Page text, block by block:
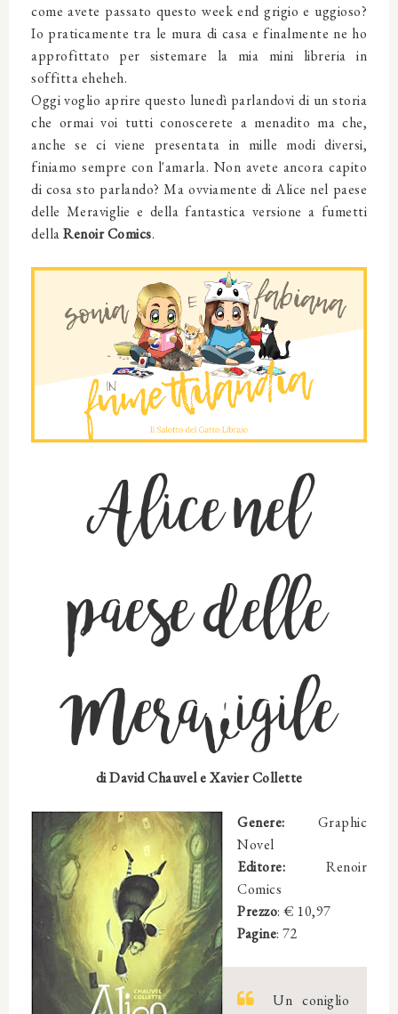
come avete passato questo week end grigio e uggioso?
Io praticamente tra le mura di casa e finalmente ne ho
approfittato per sistemare la mia mini libreria in
soffitta eheheh.
Oggi voglio aprire questo lunedì parlandovi di un storia
che ormai voi tutti conoscerete a menadito ma che,
anche se ci viene presentata in mille modi diversi,
finiamo sempre con l'amarla. Non avete ancora capito
di cosa sto parlando? Ma ovviamente di Alice nel paese
delle Meraviglie e della fantastica versione a fumetti
dellaRenoir Comics.
Alice nel
paese delle
Meravigile
di David Chauvel e Xavier Collette
Genere: Graphic
Novel
Editore: Renoir
Comics
Prezzo: € 10,97
Pagine: 72
Un coniglio